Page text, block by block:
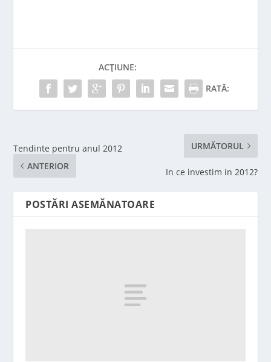
ACȚIUNE:
RATĂ:
Tendinte pentru anul 2012
ANTERIOR
URMĂTORUL
In ce investim in 2012?
POSTĂRI ASEMĂNATOARE